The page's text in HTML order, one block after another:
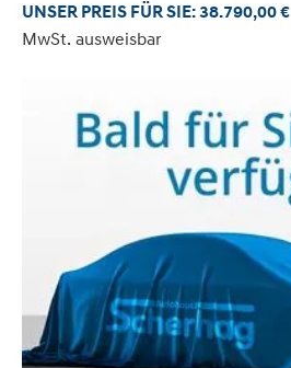
UNSER PREIS FÜR SIE: 38.790,00 €
MwSt. ausweisbar